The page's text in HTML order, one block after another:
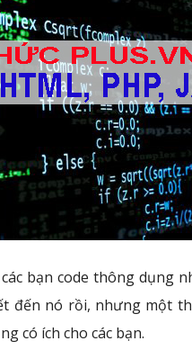
bạn code thông dụng
đến nó rồi, nhưng một
có ích cho các bạn.